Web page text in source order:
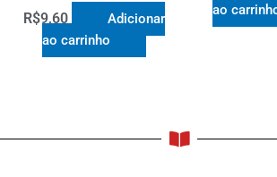
R$9,60
Adicionar
ao carrinho
ao